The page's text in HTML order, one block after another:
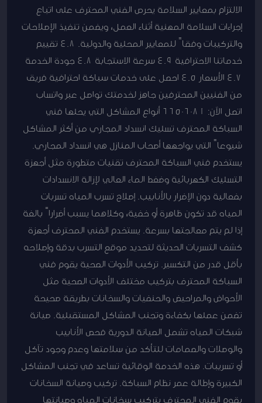
الالتزام بمعايير السلامة يحرص الفني المحترف على اتباع
إجراءات السلامة المهنية أثناء العمل، ويضمن تنفيذ الإصلاحات
والتركيبات وفقاً للمعايير المحلية والدولية. 4.8 تقييم
خدماتنا الاحترافية 4.9 سرعة الاستجابة 4.8 جودة الخدمة
4.7 الأسعار 4.5 احصل على خدمات سباكة احترافية فريق
من الفنيين المحترفين جاهز لخدمتك تواصل عبر واتساب
اتصل الآن: 66506081 أنواع المشاكل التي يحلها فني
السباكة المحترف تسليك انسداد المجاري من أكثر المشاكل
شيوعاً التي يواجهها أصحاب المنازل هي انسداد المجاري.
يستخدم فني السباكة المحترف تقنيات متطورة مثل أجهزة
التسليك الكهربائية وضغط الماء العالي لإزالة الانسدادات
بفعالية دون الإضرار بالأنابيب. إصلاح تسرب المياه تسربات
المياه قد تكون ظاهرة أو خفية، وكلاهما يسبب أضراراً بالغة
إذا لم يتم معالجتها بسرعة. يستخدم الفني المحترف أجهزة
كشف التسربات الحديثة لتحديد موقع التسرب بدقة وإصلاحه
بأقل قدر من التكسير. تركيب الأدوات الصحية يقوم فني
السباكة المحترف بتركيب مختلف الأدوات الصحية مثل
الأحواض والمراحيض والحنفيات والسخانات بطريقة صحيحة
تضمن عملها بكفاءة وتجنب المشاكل المستقبلية. صيانة
شبكات المياه تشمل الصيانة الدورية فحص الأنابيب
والوصلات والصمامات للتأكد من سلامتها وعدم وجود تآكل
أو تسريبات. هذه الخدمة الوقائية تساعد في تجنب المشاكل
الكبيرة وإطالة عمر نظام السباكة. تركيب وصيانة السخانات
يقوم الفني المحترف بتركيب سخانات المياه وصيانتها